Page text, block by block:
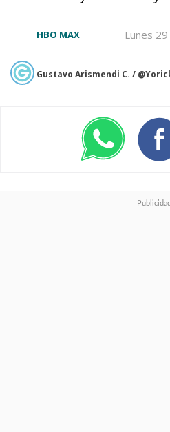
26 de mayo en
Max.
Lunes
HBO MAX
Gustavo Arismendi C. /